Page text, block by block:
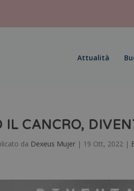
Attualità
IL CANCRO,
da Dexeus Mujer | 19 Ott, 2022 |